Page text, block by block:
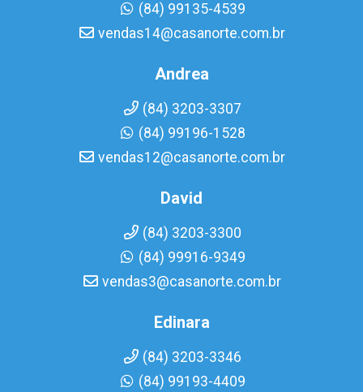
(84) 99135-4539
vendas14@casanorte.com.br
Andrea
(84) 3203-3307
(84) 99196-1528
vendas12@casanorte.com.br
David
(84) 3203-3300
(84) 99916-9349
vendas3@casanorte.com.br
Edinara
(84) 3203-3346
(84) 99193-4409